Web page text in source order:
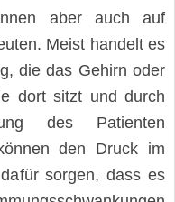
aber auch auf
Meist handelt es
die das Gehirn oder
dort sitzt und durch
des Patienten
den Druck im
sorgen, dass es